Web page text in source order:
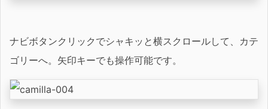
ナビボタンクリックでシャキッと横スクロールして、カテ
ゴリーへ。矢印キーでも操作可能です。